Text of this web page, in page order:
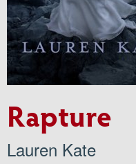
Rapture
Lauren Kate